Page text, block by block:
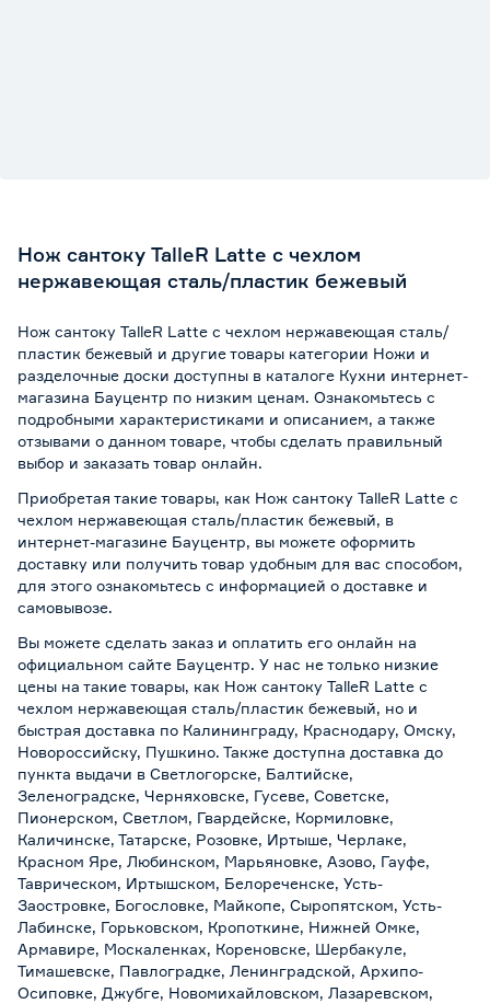
Нож сантоку TalleR Latte с чехлом
нержавеющая сталь/пластик бежевый
Нож сантоку TalleR Latte с чехлом нержавеющая сталь/
пластик бежевый и другие товары категории Ножи и
разделочные доски доступны в каталоге Кухни интернет-
магазина Бауцентр по низким ценам. Ознакомьтесь с
подробными характеристиками и описанием, а также
отзывами о данном товаре, чтобы сделать правильный
выбор и заказать товар онлайн.
Приобретая такие товары, как Нож сантоку TalleR Latte с
чехлом нержавеющая сталь/пластик бежевый, в
интернет-магазине Бауцентр, вы можете оформить
доставку или получить товар удобным для вас способом,
для этого ознакомьтесь с информацией о доставке и
самовывозе.
Вы можете сделать заказ и оплатить его онлайн на
официальном сайте Бауцентр. У нас не только низкие
цены на такие товары, как Нож сантоку TalleR Latte с
чехлом нержавеющая сталь/пластик бежевый, но и
быстрая доставка по Калининграду, Краснодару, Омску,
Новороссийску, Пушкино. Также доступна доставка до
пункта выдачи в Светлогорске, Балтийске,
Зеленоградске, Черняховске, Гусеве, Советске,
Пионерском, Светлом, Гвардейске, Кормиловке,
Каличинске, Татарске, Розовке, Иртыше, Черлаке,
Красном Яре, Любинском, Марьяновке, Азово, Гауфе,
Таврическом, Иртышском, Белореченске, Усть-
Заостровке, Богословке, Майкопе, Сыропятском, Усть-
Лабинске, Горьковском, Кропоткине, Нижней Омке,
Армавире, Москаленках, Кореновске, Шербакуле,
Тимашевске, Павлоградке, Ленинградской, Архипо-
Осиповке, Джубге, Новомихайловском, Лазаревском,